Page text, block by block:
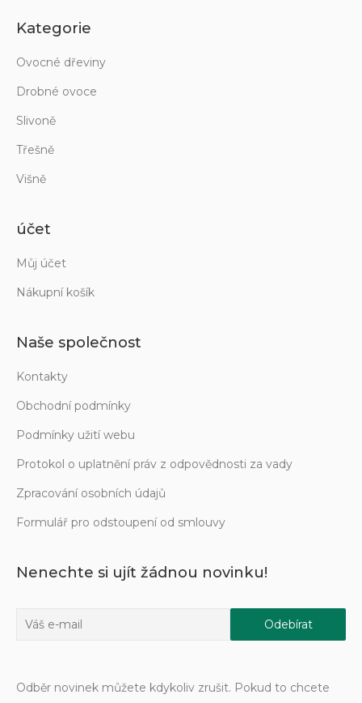
Kategorie
Ovocné dřeviny
Drobné ovoce
Slivoně
Třešně
Višně
účet
Můj účet
Nákupní košík
Naše společnost
Kontakty
Obchodní podmínky
Podmínky užití webu
Protokol o uplatnění práv z odpovědnosti za vady
Zpracování osobních údajů
Formulář pro odstoupení od smlouvy
Nenechte si ujít žádnou novinku!
Odběr novinek můžete kdykoliv zrušit. Pokud to chcete